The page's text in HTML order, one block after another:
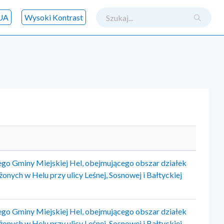
Wysoki Kontrast
Gminy Miejskiej Hel, obejmującego obszar działek
w Helu przy ulicy Leśnej, Sosnowej i Bałtyckiej
Gminy Miejskiej Hel, obejmującego obszar działek